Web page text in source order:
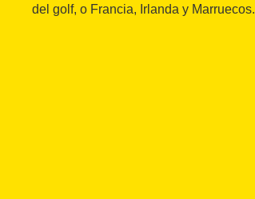
del golf, o Francia, Irlanda y Marruecos.